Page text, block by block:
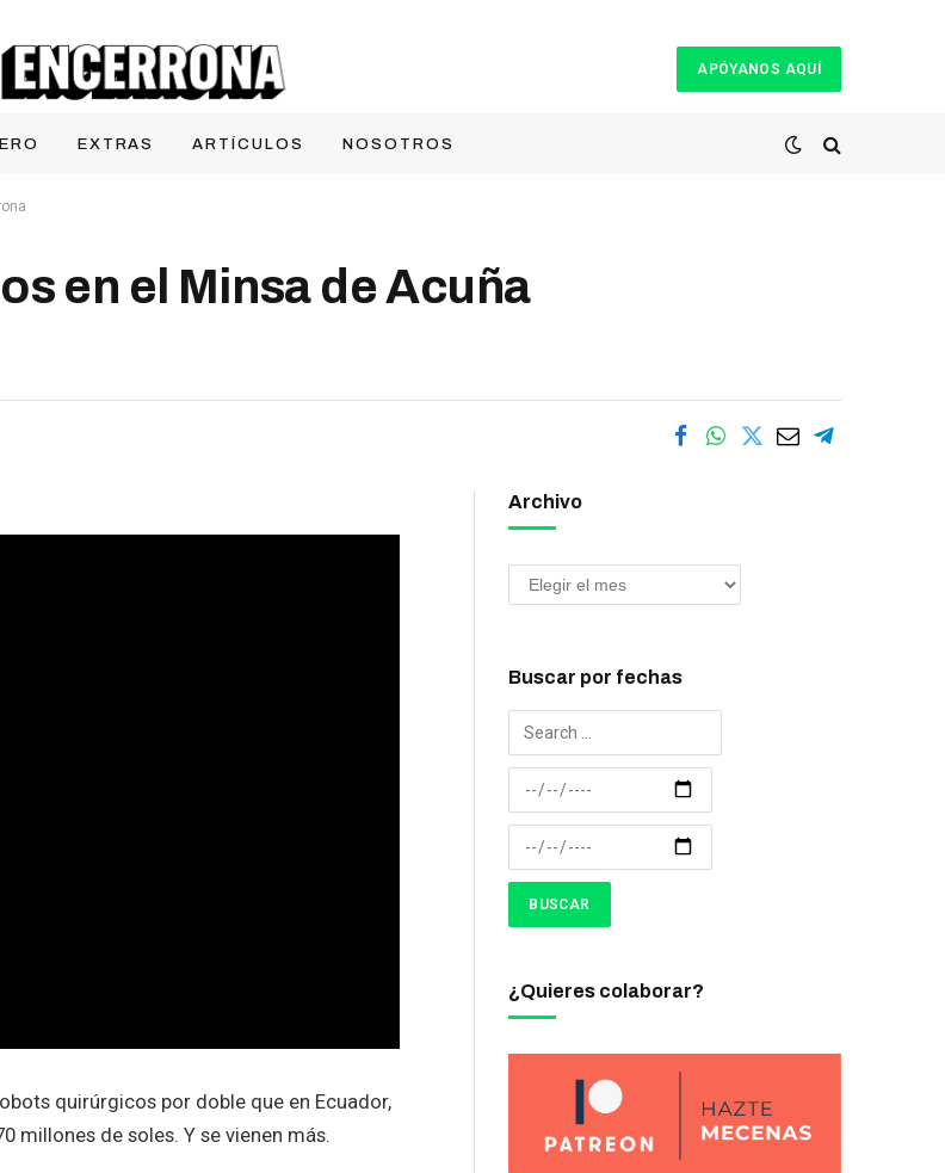
APÓYANOS AQUÍ
EXTRAS ARTÍCULOS NOSOTROS
en el Minsa de Acuña
quirúrgicos por doble que en Ecuador,
millones de soles. Y se vienen más.
Archivo
Buscar por fechas
¿Quieres colaborar?